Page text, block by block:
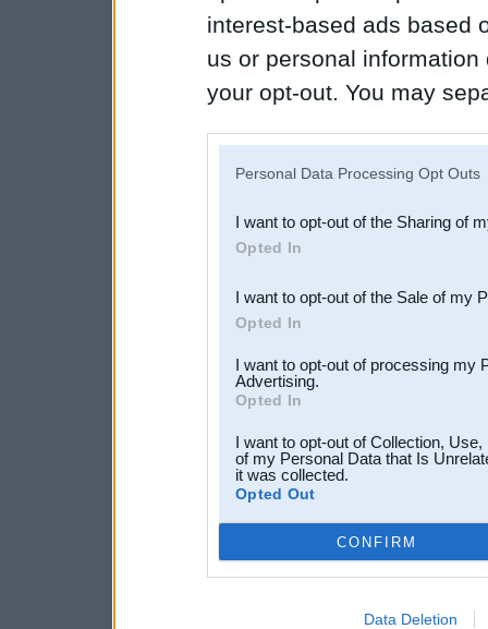
interest-based ads based
us or personal
your opt-out. You may
Downstream Participants
third parties.
Personal Data Processing Opt Outs
I want to opt-out of the Sharing of
Opted In
I want to opt-out of the Sale of my
Opted In
I want to opt-out of processing my
Advertising.
Opted In
I want to opt-out of Collection,
of my Personal Data that Is
it was collected.
Opted Out
CONFIRM
Data Deletion